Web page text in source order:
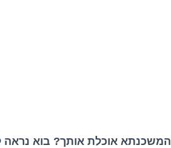
המשכנתא אוכלת אותך? בוא